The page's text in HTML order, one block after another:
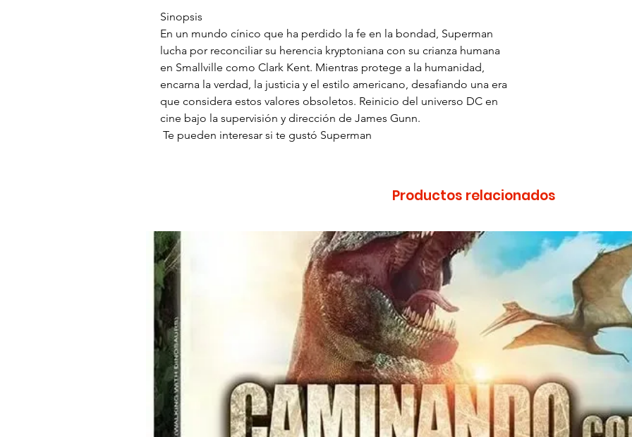
Sinopsis
En un mundo cínico que ha perdido la fe en la bondad, Superman
lucha por reconciliar su herencia kryptoniana con su crianza humana
en Smallville como Clark Kent. Mientras protege a la humanidad,
encarna la verdad, la justicia y el estilo americano, desafiando una era
que considera estos valores obsoletos. Reinicio del universo DC en
cine bajo la supervisión y dirección de James Gunn.
Te pueden interesar si te gustó Superman
Productos relacionados